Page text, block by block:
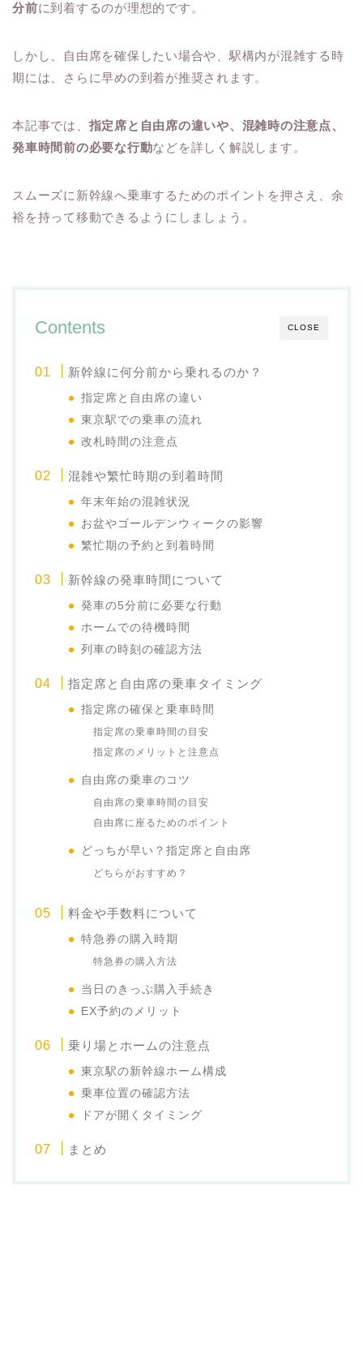
分前に到着するのが理想的です。
しかし、自由席を確保したい場合や、駅構内が混雑する時
期には、さらに早めの到着が推奨されます。
本記事では、 指定席と自由席の違いや、混雑時の注意点、
発車時間前の必要な行動などを詳しく解説します。
スムーズに新幹線へ乗車するためのポイントを押さえ、余
裕を持って移動できるようにしましょう。
CLOSE
Contents
新幹線に何分前から乗れるのか？
指定席と自由席の違い
東京駅での乗車の流れ
改札時間の注意点
混雑や繁忙時期の到着時間
年末年始の混雑状況
お盆やゴールデンウィークの影響
繁忙期の予約と到着時間
新幹線の発車時間について
発車の5分前に必要な行動
ホームでの待機時間
列車の時刻の確認方法
指定席と自由席の乗車タイミング
指定席の確保と乗車時間
指定席の乗車時間の目安
指定席のメリットと注意点
自由席の乗車のコツ
自由席の乗車時間の目安
自由席に座るためのポイント
どっちが早い？指定席と自由席
どちらがおすすめ？
料金や手数料について
特急券の購入時期
特急券の購入方法
当日のきっぷ購入手続き
EX予約のメリット
乗り場とホームの注意点
東京駅の新幹線ホーム構成
乗車位置の確認方法
ドアが開くタイミング
まとめ